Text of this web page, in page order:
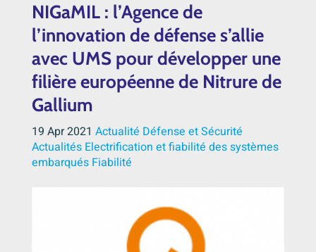
NIGaMIL : l’Agence de
l’innovation de défense s’allie
avec UMS pour développer une
filière européenne de Nitrure de
Gallium
19 Apr 2021 Actualité Défense et Sécurité
Actualités Electrification et fiabilité des systèmes
embarqués Fiabilité